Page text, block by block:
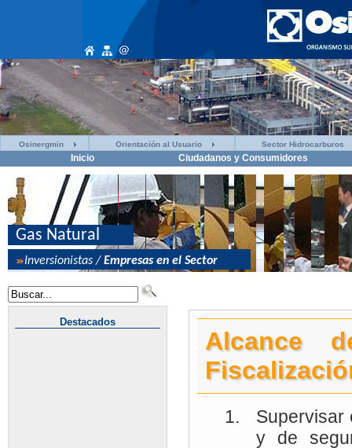
Osinergmin Orientación al Usuario Sector Hidrocarburos
Inicio Ciudadanos y Consumidores